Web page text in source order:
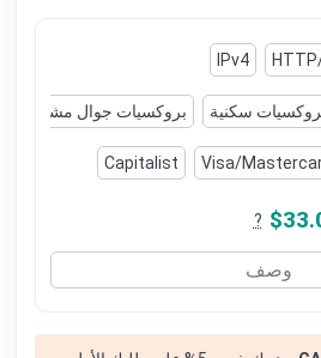
IPv4
سكنية بروكسيات جوال مشتركة
Visa/
Capitalist
?
وصف